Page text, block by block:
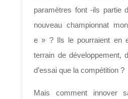
paramètres font -ils partie
nouveau championnat
e » ? Ils le pourraient en
terrain de développement,
d’essai que la compétition ?
Mais comment innover